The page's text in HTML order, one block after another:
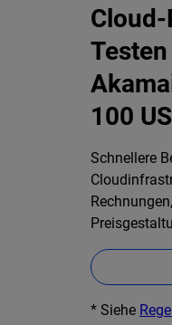
100
Schnellere
* Siehe